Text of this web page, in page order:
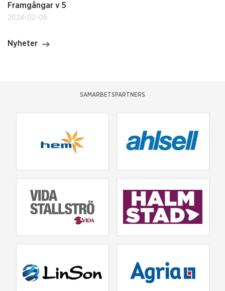
Framgångar v 5
2024-02-06
Nyheter
SAMARBETSPARTNERS